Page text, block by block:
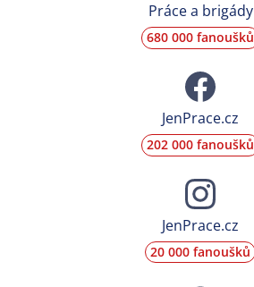
Práce a brigády
680 000 fanoušků
JenPrace.cz
202 000 fanoušků
JenPrace.cz
20 000 fanoušků